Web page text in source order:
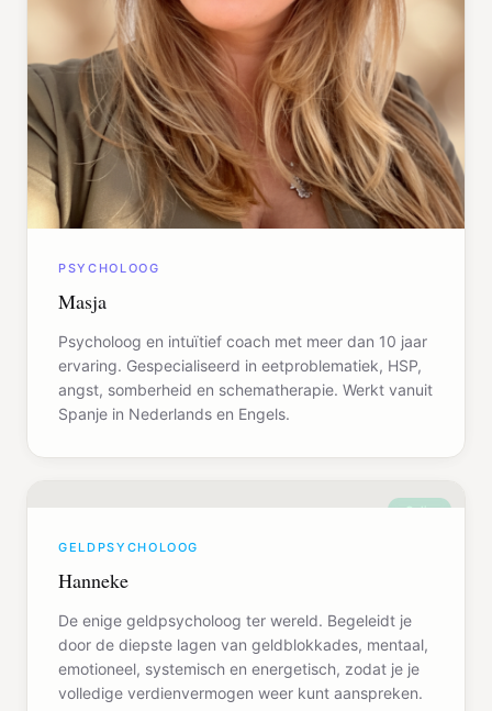
PSYCHOLOOG
Masja
Psycholoog en intuïtief coach met meer dan 10 jaar
ervaring. Gespecialiseerd in eetproblematiek, HSP,
angst, somberheid en schematherapie. Werkt vanuit
Spanje in Nederlands en Engels.
Online
GELDPSYCHOLOOG
Hanneke
De enige geldpsycholoog ter wereld. Begeleidt je
door de diepste lagen van geldblokkades, mentaal,
emotioneel, systemisch en energetisch, zodat je je
volledige verdienvermogen weer kunt aanspreken.